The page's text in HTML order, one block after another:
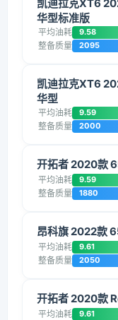
凯迪拉克XT6
华型标准版
平均油耗 9.58
整备质量 2095
凯迪拉克XT6
华型
平均油耗 9.59
整备质量 2000
开拓者 2020款
平均油耗 9.59
整备质量 1880
昂科旗 2022款
平均油耗 9.61
整备质量 2050
开拓者 2020款
平均油耗 9.61